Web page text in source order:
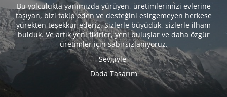
Bu yolculukta yanımızda yürüyen, üretimlerimizi evlerine
taşıyan, bizi takip eden ve desteğini esirgemeyen herkese
yürekten teşekkür ederiz. Sizlerle büyüdük, sizlerle ilham
bulduk. Ve artık yeni fikirler, yeni buluşlar ve daha özgür
üretimler için sabırsızlanıyoruz.
Sevgiyle,
Dada Tasarım